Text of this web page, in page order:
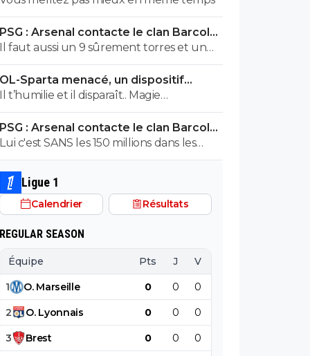
PSG : Arsenal contacte le clan Barcola,
le feuilleton relancé
Il faut aussi un 9 sûrement torres et un
arrière droit ....doué tomas ajauro ou
ordonez
OL-Sparta menacé, un dispositif
énorme mis en place
Il t’humilie et il disparaît.. Magie…
PSG : Arsenal contacte le clan Barcola,
le feuilleton relancé
Lui c'est SANS les 150 millions dans les
caisses...
Ligue 1
Calendrier Résultats
REGULAR SEASON
Équipe Pts J V
1 O. Marseille 0 0 0
2 O. Lyonnais 0 0 0
3 Brest 0 0 0